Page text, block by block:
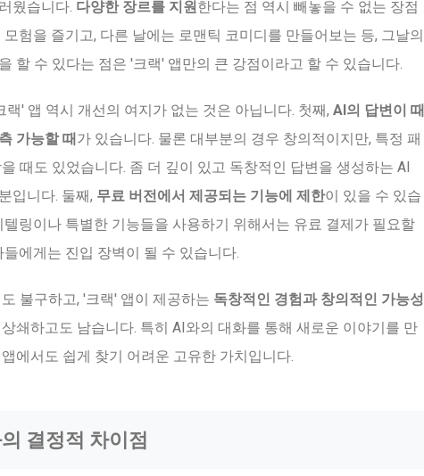
웠습니다. 다양한 장르를 지원한다는 점 역시 빼놓을 수 없는 장점
험을 즐기고, 다른 날에는 로맨틱 코미디를 만들어보는 등, 그날의
할 수 있다는 점은 '크랙' 앱만의 큰 강점이라고 할 수 있습니다.
' 앱 역시 개선의 여지가 없는 것은 아닙니다. 첫째, AI의 답변이 때
가능할 때가 있습니다. 물론 대부분의 경우 창의적이지만, 특정 패
때도 있었습니다. 좀 더 깊이 있고 독창적인 답변을 생성하는 AI
입니다. 둘째, 무료 버전에서 제공되는 기능에 제한이 있을 수 있습
링이나 특별한 기능들을 사용하기 위해서는 유료 결제가 필요할
에게는 진입 장벽이 될 수 있습니다.
불구하고, '크랙' 앱이 제공하는 독창적인 경험과 창의적인 가능성
쇄하고도 남습니다. 특히 AI와의 대화를 통해 새로운 이야기를 만
에서도 쉽게 찾기 어려운 고유한 가치입니다.
결정적 차이점